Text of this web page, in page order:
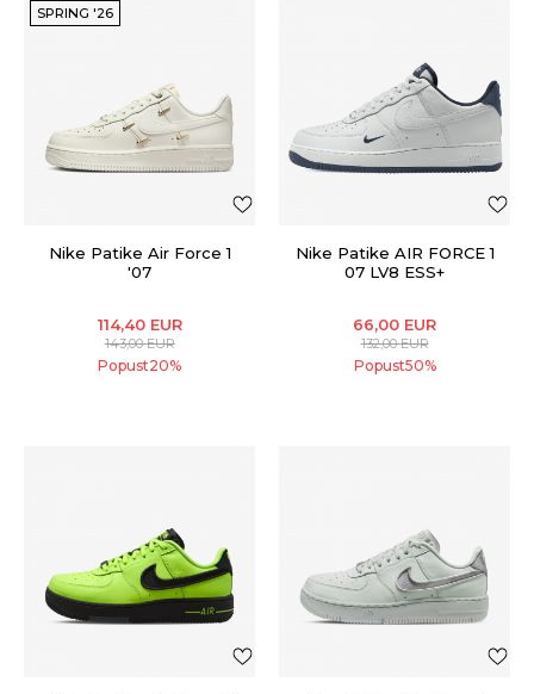
SPRING '26
Nike Patike Air Force 1
'07
114,40 EUR
143,00EUR
Popust20%
Nike Patike AIR FORCE 1
07 LV8 ESS+
66,00 EUR
132,00EUR
Popust50%